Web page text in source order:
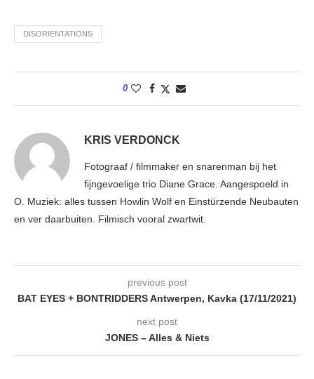
DISORIENTATIONS
0
KRIS VERDONCK
Fotograaf / filmmaker en snarenman bij het
fijngevoelige trio Diane Grace. Aangespoeld in
O. Muziek: alles tussen Howlin Wolf en Einstürzende Neubauten
en ver daarbuiten. Filmisch vooral zwartwit.
previous post
BAT EYES + BONTRIDDERS Antwerpen, Kavka (17/11/2021)
next post
JONES – Alles & Niets